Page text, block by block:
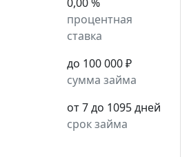
процентная
ставка
до 100 000 ₽
сумма займа
от 7 до 1095 дней
срок займа